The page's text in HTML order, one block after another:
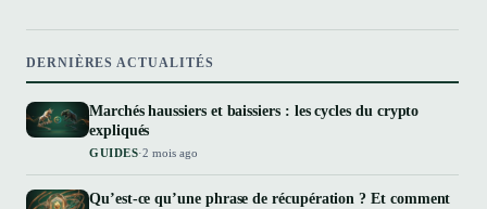
DERNIÈRES ACTUALITÉS
Marchés haussiers et baissiers : les cycles du crypto
expliqués
GUIDES·2 mois ago
Qu’est-ce qu’une phrase de récupération ? Et comment